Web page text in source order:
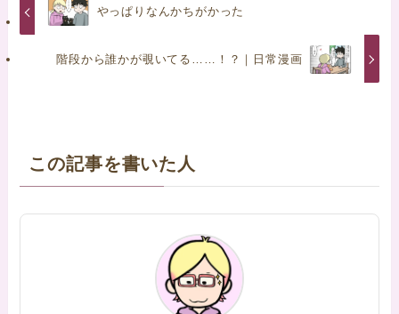
やっぱりなんかちがかった
階段から誰かが覗いてる……！？｜日常漫画
この記事を書いた人